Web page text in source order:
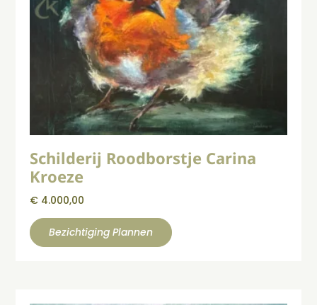
Schilderij Roodborstje Carina
Kroeze
€ 4.000,00
Bezichtiging Plannen